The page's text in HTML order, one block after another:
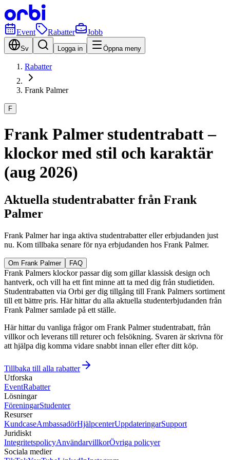
Event Rabatter Jobb
Sv Logga in Öppna meny
Rabatter
Frank Palmer
F
Frank Palmer studentrabatt –
klockor med stil och karaktär
(aug 2026)
Aktuella studentrabatter från Frank
Palmer
Frank Palmer har inga aktiva studentrabatter eller erbjudanden just
nu. Kom tillbaka senare för nya erbjudanden hos Frank Palmer.
Om Frank Palmer FAQ
Frank Palmers klockor passar dig som gillar klassisk design och
hantverk, och vill ha ett fint minne att ta med dig från studietiden.
Studentrabatten via Orbi ger dig tillgång till Frank Palmers sortiment
till ett bättre pris. Här hittar du alla aktuella studenterbjudanden från
Frank Palmer samlade på ett ställe.
Här hittar du vanliga frågor om Frank Palmer studentrabatt, från
villkor och leverans till returer och felsökning. Svaren är skrivna för
att hjälpa dig komma vidare snabbt innan eller efter ditt köp.
Tillbaka till alla rabatter
Utforska
EventRabatter
Lösningar
FöreningarStudenter
Resurser
KundcaseAmbassadörHjälpcenterUppdateringarSupport
Juridiskt
IntegritetspolicyAnvändarvillkorÖvriga policyer
Sociala medier